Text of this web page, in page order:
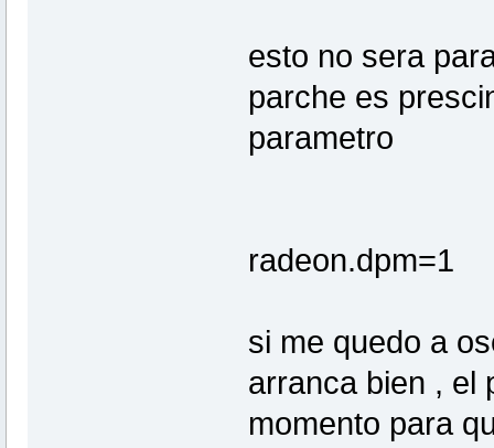
esto no sera
parche es
parametro
radeon.dpm=1
si me quedo a
arranca bien , el
momento para